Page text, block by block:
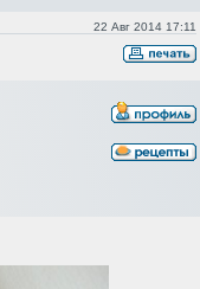
22 Авг 2014 17:11